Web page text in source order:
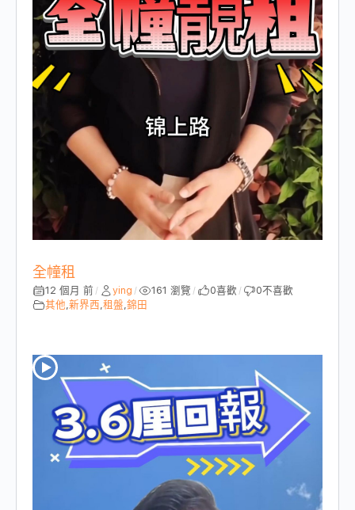
全幢租
12 個月 前 / ying / 161 瀏覽 / 0喜歡 / 0不喜歡
其他 新界西 租盤 錦田